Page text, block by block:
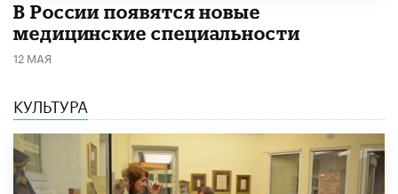
В России появятся новые
медицинские специальности
12 МАЯ
КУЛЬТУРА